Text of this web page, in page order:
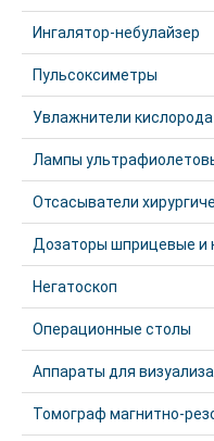
Ингалятор-небулайзер
Пульсоксиметры
Увлажнители кислорода
Лампы
Отсасыватели
Дозаторы шприцевые и
Негатоскоп
Операционные столы
Аппараты для
Томограф магнитно-